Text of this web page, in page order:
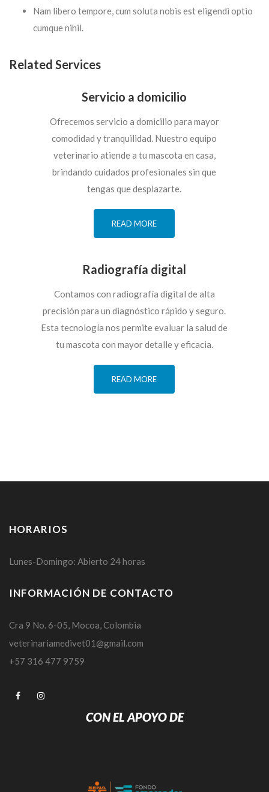
Nam libero tempore, cum soluta nobis est eligendi optio
cumque nihil.
Related Services
Servicio a domicilio
Ofrecemos servicio a domicilio para mayor
comodidad y tranquilidad. Nuestro equipo
veterinario atiende a tu mascota en casa,
brindando cuidados profesionales sin que
tengas que desplazarte.
READ MORE
Radiografía digital
Contamos con radiografía digital de alta
precisión para un diagnóstico rápido y seguro.
Esta tecnología nos permite evaluar la salud de
tu mascota con mayor detalle y eficacia.
READ MORE
HORARIOS
Lunes-Domingo: Abierto 24 horas
INFORMACIÓN DE CONTACTO
Cra 9 No. 6-05, Mocoa, Colombia
veterinariamedivet01@gmail.com
+57 316 477 9759
CON EL APOYO DE